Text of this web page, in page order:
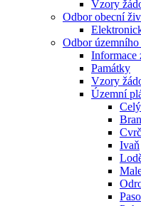
Vzory
Odbor obecní
Odbor
Informace
Památky
Vzory
Územní
Ivaň